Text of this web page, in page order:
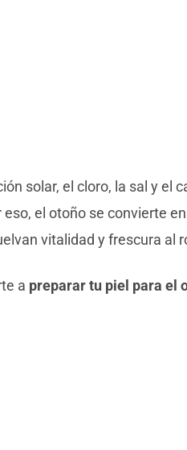
solar, el cloro, la sal y el
el otoño se convierte
vitalidad y frescura al
a preparar tu piel para el